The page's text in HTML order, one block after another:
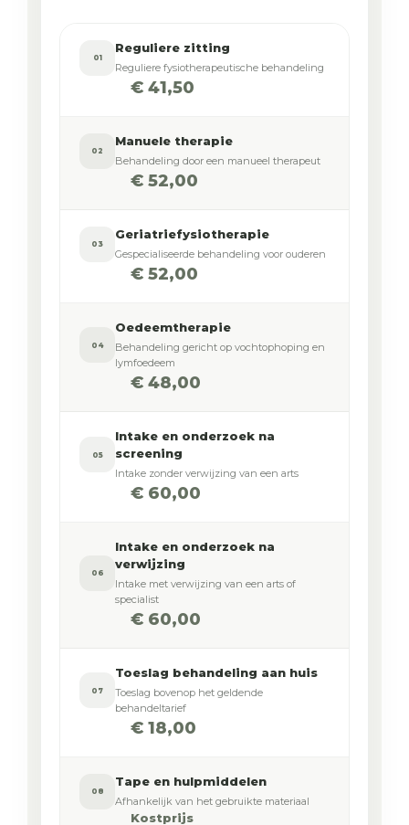
01
Reguliere zitting
Reguliere fysiotherapeutische behandeling
€ 41,50
02
Manuele therapie
Behandeling door een manueel therapeut
€ 52,00
03
Geriatriefysiotherapie
Gespecialiseerde behandeling voor ouderen
€ 52,00
04
Oedeemtherapie
Behandeling gericht op vochtophoping en
lymfoedeem
€ 48,00
05
Intake en onderzoek na
screening
Intake zonder verwijzing van een arts
€ 60,00
06
Intake en onderzoek na
verwijzing
Intake met verwijzing van een arts of
specialist
€ 60,00
07
Toeslag behandeling aan huis
Toeslag bovenop het geldende
behandeltarief
€ 18,00
08
Tape en hulpmiddelen
Afhankelijk van het gebruikte materiaal
Kostprijs